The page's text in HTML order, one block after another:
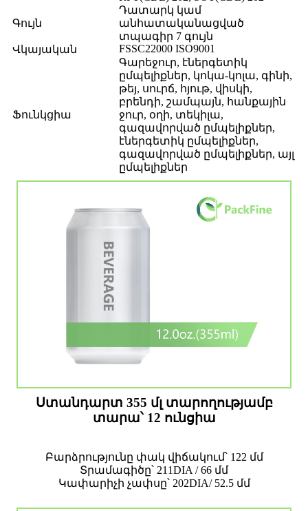
Գույն
Դատարկ կամ
անհատականացված
տպագիր 7 գույն
Վկայական
FSSC22000 ISO9001
Ֆունկցիա
Գարեջուր, էներգետիկ
ըմպելիքներ, կոկա-կոլա, գինի,
թեյ, սուրճ, հյութ, վիսկի,
բրենդի, շամպայն, հանքային
ջուր, օղի, տեկիլա,
գազավորված ըմպելիքներ,
էներգետիկ ըմպելիքներ,
գազավորված ըմպելիքներ, այլ
ըմպելիքներ
Ստանդարտ 355 մլ տարողությամբ
տարա՝ 12 ունցիա
Բարձրությունը փակ վիճակում՝ 122 մմ
Տրամագիծը՝ 211DIA / 66 մմ
Կափարիչի չափսը՝ 202DIA/ 52.5 մմ